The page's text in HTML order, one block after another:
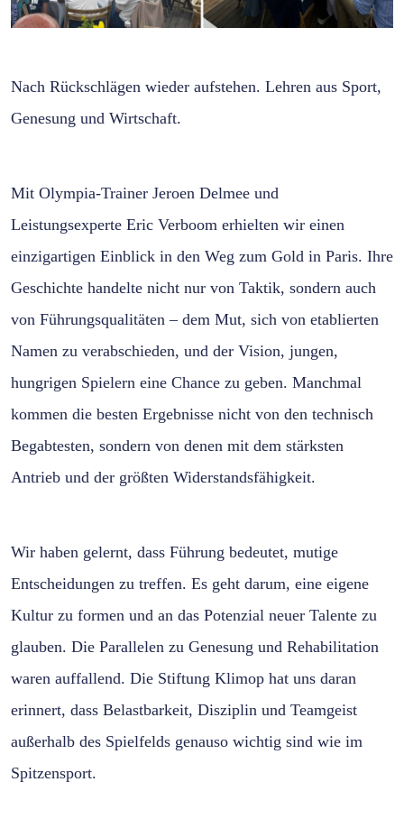
Nach Rückschlägen wieder aufstehen. Lehren aus Sport,
Genesung und Wirtschaft.
Mit Olympia-Trainer Jeroen Delmee und
Leistungsexperte Eric Verboom erhielten wir einen
einzigartigen Einblick in den Weg zum Gold in Paris. Ihre
Geschichte handelte nicht nur von Taktik, sondern auch
von Führungsqualitäten – dem Mut, sich von etablierten
Namen zu verabschieden, und der Vision, jungen,
hungrigen Spielern eine Chance zu geben. Manchmal
kommen die besten Ergebnisse nicht von den technisch
Begabtesten, sondern von denen mit dem stärksten
Antrieb und der größten Widerstandsfähigkeit.
Wir haben gelernt, dass Führung bedeutet, mutige
Entscheidungen zu treffen. Es geht darum, eine eigene
Kultur zu formen und an das Potenzial neuer Talente zu
glauben. Die Parallelen zu Genesung und Rehabilitation
waren auffallend. Die Stiftung Klimop hat uns daran
erinnert, dass Belastbarkeit, Disziplin und Teamgeist
außerhalb des Spielfelds genauso wichtig sind wie im
Spitzensport.